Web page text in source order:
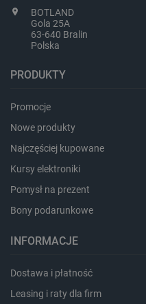
BOTLAND
Gola 25A
63-640 Bralin
Polska
PRODUKTY
Promocje
Nowe produkty
Najczęściej kupowane
Kursy elektroniki
Pomysł na prezent
Bony podarunkowe
INFORMACJE
Dostawa i płatność
Leasing i raty dla firm